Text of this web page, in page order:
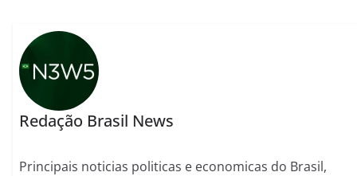
Redação Brasil News
Principais noticias politicas e economicas do Brasil,